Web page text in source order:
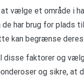
vælge et område i
har brug for plads
kan begrænse
disse faktorer og
og sikre, at